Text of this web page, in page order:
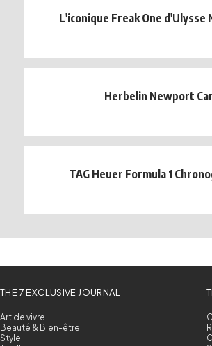
L'iconique Freak One d'Ulysse
Herbelin Newport
TAG Heuer Formula 1
THE 7 EXCLUSIVE JOURNAL
Art de vivre
Beauté & Bien-être
Style